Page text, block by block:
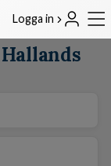
Logga in